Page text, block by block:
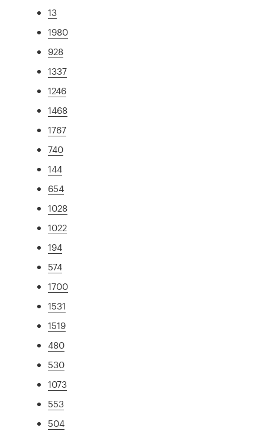
13
1980
928
1337
1246
1468
1767
740
144
654
1028
1022
194
574
1700
1531
1519
480
530
1073
553
504